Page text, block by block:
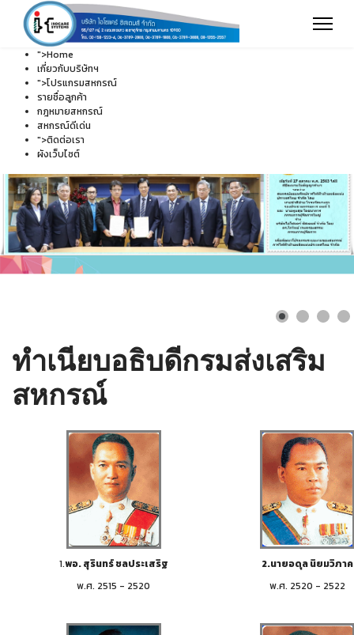
">Home
เกี่ยวกับบริษัทฯ
">โปรแกรมสหกรณ์
รายชื่อลูกค้า
กฎหมายสหกรณ์
สหกรณ์ดีเด่น
">ติดต่อเรา
ผังเว็บไซต์
ทำเนียบอธิบดีกรมส่งเสริม
สหกรณ์
1.พอ. สุรินทร์ ชลประเสริฐ
2.นายอดุล นิยมวิภาค
พ.ศ. 2515 - 2520
พ.ศ. 2520 - 2522